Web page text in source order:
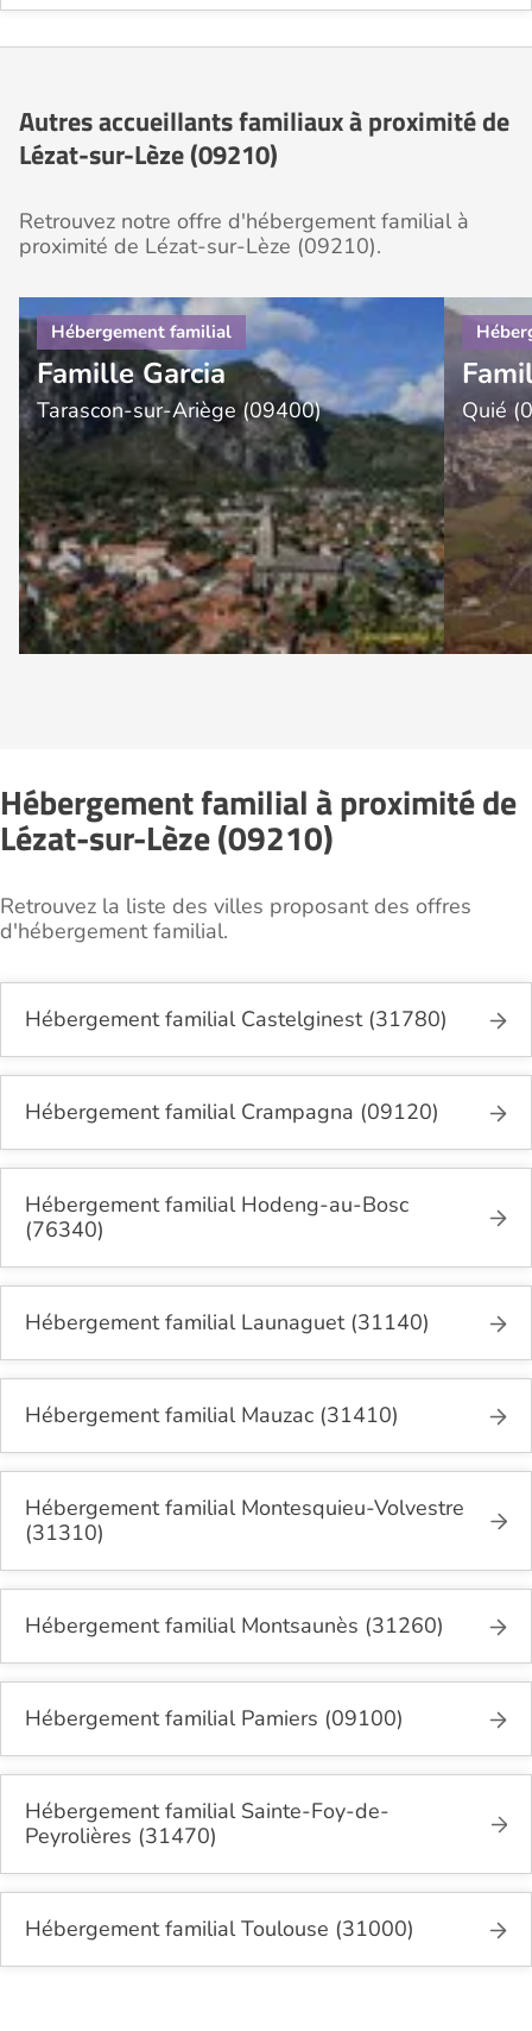
Autres accueillants familiaux à proximité de
Lézat-sur-Lèze (09210)
Retrouvez notre offre d'hébergement familial à
proximité de Lézat-sur-Lèze (09210).
Famille Garcia
Tarascon-sur-Ariège (09400) Quié
Hébergement familial à proximité de
Lézat-sur-Lèze (09210)
Retrouvez la liste des villes proposant des offres
d'hébergement familial.
Hébergement familial Castelginest (31780)
Hébergement familial Crampagna (09120)
Hébergement familial Hodeng-au-Bosc
(76340)
Hébergement familial Launaguet (31140)
Hébergement familial Mauzac (31410)
Hébergement familial Montesquieu-Volvestre
(31310)
Hébergement familial Montsaunès (31260)
Hébergement familial Pamiers (09100)
Hébergement familial Sainte-Foy-de-
Peyrolières (31470)
Hébergement familial Toulouse (31000)